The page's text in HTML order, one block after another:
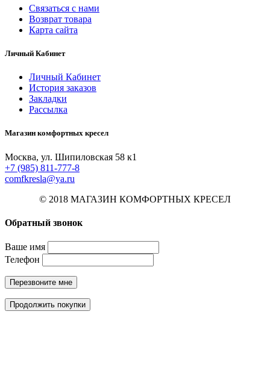
Связаться с нами
Возврат товара
Карта сайта
Личный Кабинет
Личный Кабинет
История заказов
Закладки
Рассылка
Магазин комфортных кресел
Москва, ул. Шипиловская 58 к1
+7 (985) 811-777-8
comfkresla@ya.ru
© 2018 МАГАЗИН КОМФОРТНЫХ КРЕСЕЛ
Обратный звонок
Ваше имя
Телефон
Перезвоните мне
Продолжить покупки